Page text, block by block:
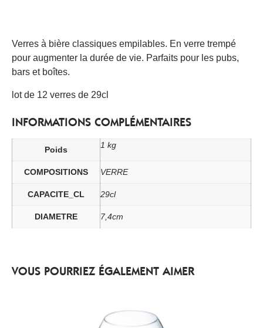
Verres à bière classiques empilables. En verre trempé
pour augmenter la durée de vie. Parfaits pour les pubs,
bars et boîtes.
lot de 12 verres de 29cl
INFORMATIONS COMPLÉMENTAIRES
Poids 1 kg
COMPOSITIONS VERRE
CAPACITE_CL 29cl
DIAMETRE 7,4cm
VOUS POURRIEZ ÉGALEMENT AIMER